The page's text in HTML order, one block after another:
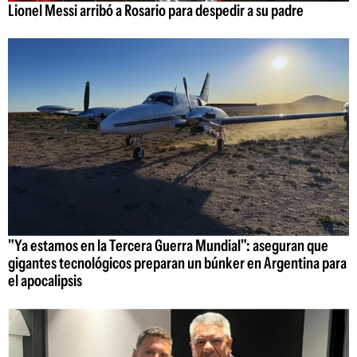
Lionel Messi arribó a Rosario para despedir a su padre
"Ya estamos en la Tercera Guerra Mundial": aseguran que
gigantes tecnológicos preparan un búnker en Argentina para
el apocalipsis